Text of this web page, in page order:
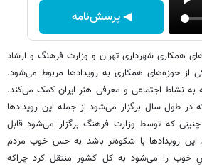
◀ پرسش‌نامه
همکاری شهرداری تهران و وزارت فرهنگ و ارشاد
از حوزه‌های همکاری به رویدادها مربوط می‌شود.
به نشاط اجتماعی و معرفی هنر ایران کمک می‌کند.
در طول سال برگزار می‌شود از جمله این رویدادها
که توسط وزارت فرهنگ برگزار می‌شود قابل
رویدادها با شکوه‌تر باشد به‌ حس خوب مردم
را می‌شود به کل کشور منتقل کرد چراکه